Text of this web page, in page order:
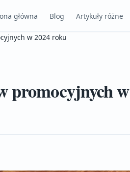
główna Blog Artykuły różne
w 2024 roku
promocyjnych w